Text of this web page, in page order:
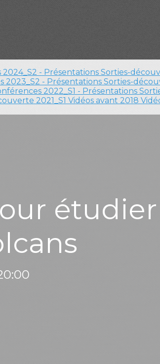
- Présentations Sorties-
2023_S2 - Présentations Sorties-
2022_S1 - Présentations
2021_S1 Vidéos avant 2018